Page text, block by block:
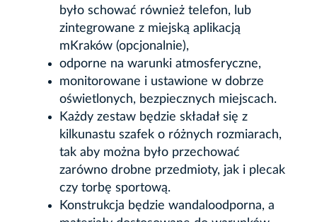
było schować również telefon, lub
zintegrowane z miejską aplikacją
mKraków (opcjonalnie),
odporne na warunki atmosferyczne,
monitorowane i ustawione w dobrze
oświetlonych, bezpiecznych miejscach.
Każdy zestaw będzie składał się z
kilkunastu szafek o różnych rozmiarach,
tak aby można było przechować
zarówno drobne przedmioty, jak i plecak
czy torbę sportową.
Konstrukcja będzie wandaloodporna, a